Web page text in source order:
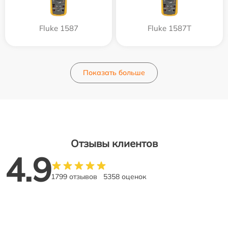
Fluke 1587 Fluke 1587T
Показать больше
Отзывы клиентов
4.91799 отзывов 5358 оценок